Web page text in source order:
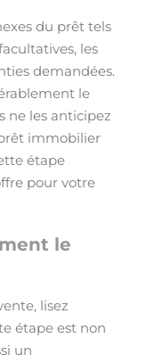
du prêt tels
les
demandées.
le
ne les anticipez
immobilier
étape
pour votre
le
lisez
étape est non
un